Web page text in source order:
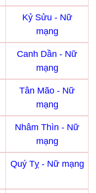
Kỷ Sửu - Nữ
mạng
Canh Dần - Nữ
mạng
Tân Mão - Nữ
mạng
Nhâm Thìn - Nữ
mạng
Quý Tỵ - Nữ mạng